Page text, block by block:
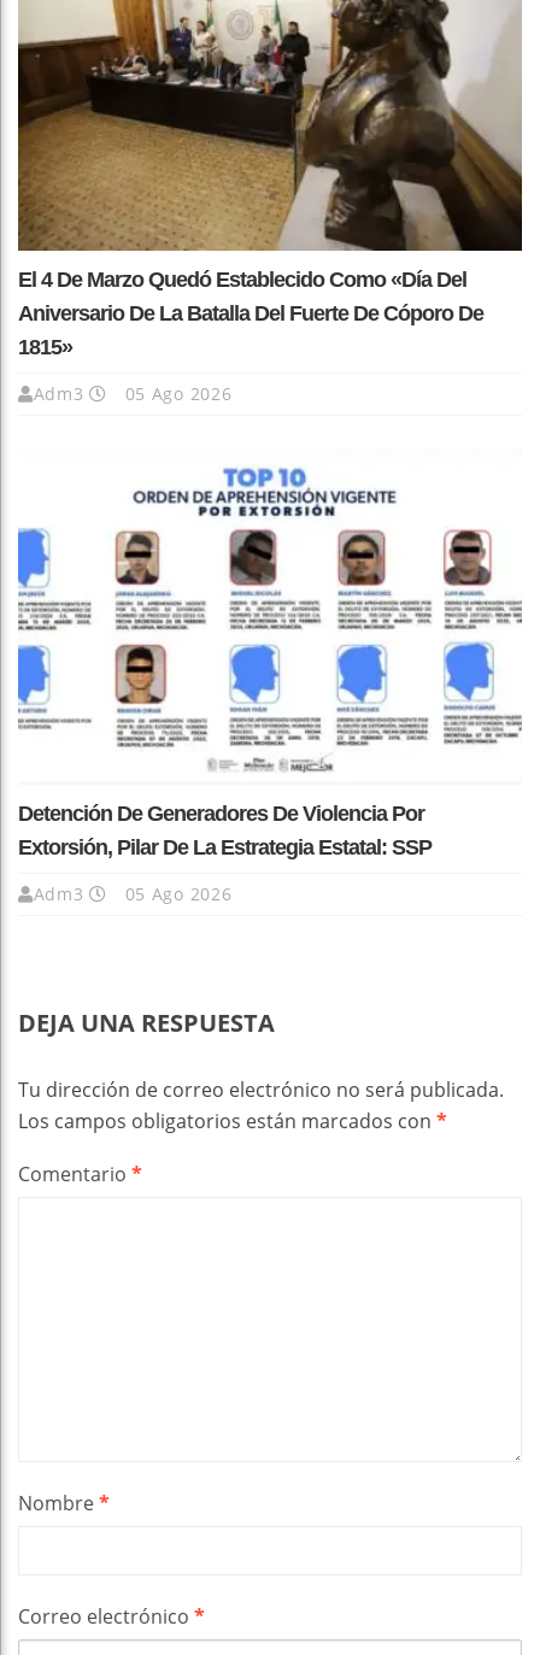
El 4 De Marzo Quedó Establecido Como «Día Del
Aniversario De La Batalla Del Fuerte De Cóporo De
1815»
Adm3 05 Ago 2026
Detención De Generadores De Violencia Por
Extorsión, Pilar De La Estrategia Estatal: SSP
Adm3 05 Ago 2026
DEJA UNA RESPUESTA
Tu dirección de correo electrónico no será publicada.
Los campos obligatorios están marcados con *
Comentario *
Nombre*
Correo electrónico *